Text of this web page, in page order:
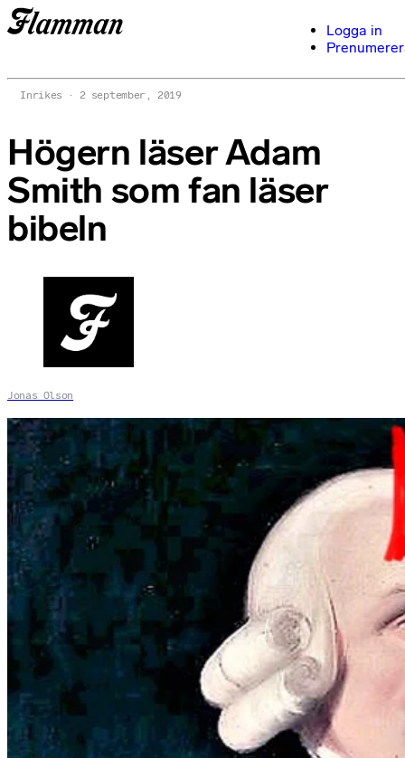
Logga in
Inrikes 2 september, 2019
Högern läser Adam
Smith som fan läser
bibeln
Jonas Olson